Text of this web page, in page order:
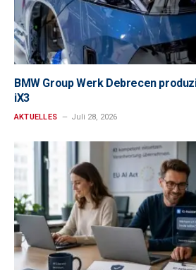
BMW Group Werk Debrecen
iX3
AKTUELLES Juli 28, 2026